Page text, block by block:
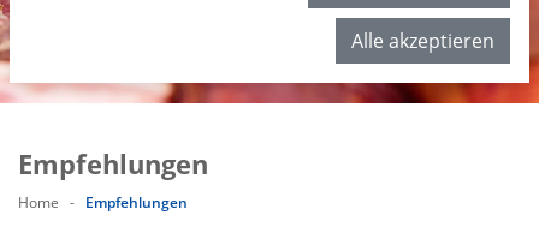
Empfehlungen
Home - Empfehlungen
Alle akzeptieren